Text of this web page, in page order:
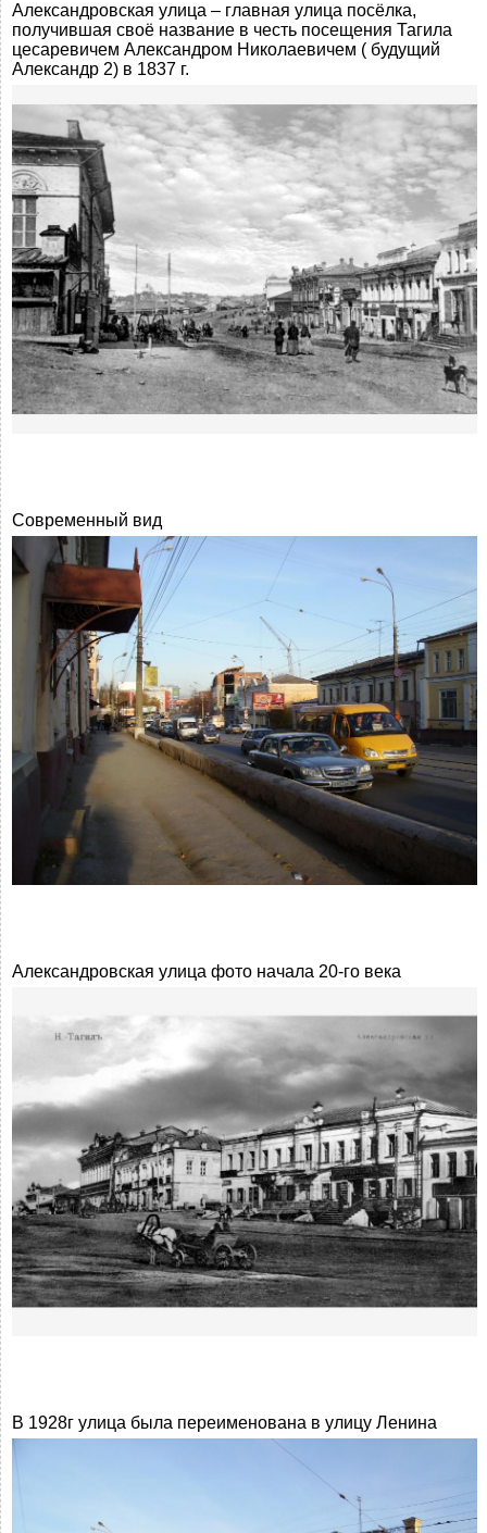
Александровская улица – главная улица посёлка,
получившая своё название в честь посещения Тагила
цесаревичем Александром Николаевичем ( будущий
Александр 2) в 1837 г.
Современный вид
Александровская улица фото начала 20-го века
В 1928г улица была переименована в улицу Ленина